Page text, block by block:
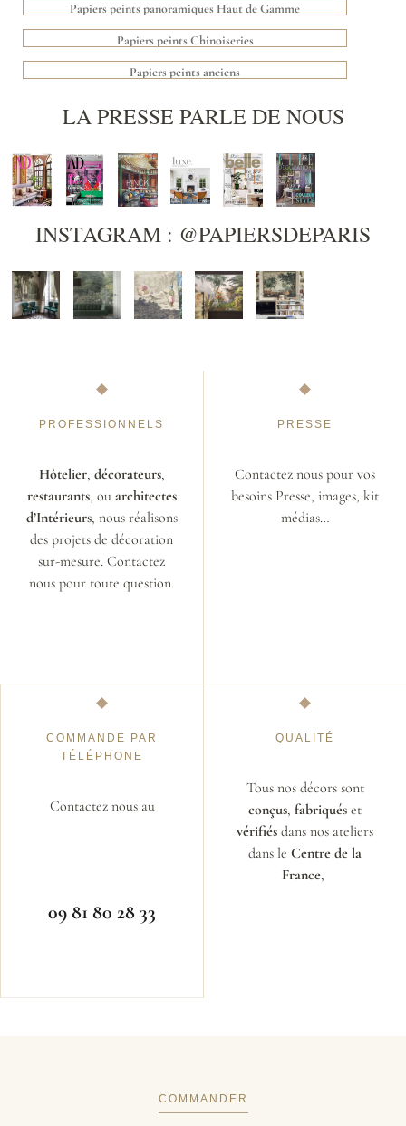
Papiers peints panoramiques Haut de Gamme
Papiers peints Chinoiseries
Papiers peints anciens
LA PRESSE PARLE DE NOUS
INSTAGRAM : @PAPIERSDEPARIS
PROFESSIONNELS
Hôtelier, décorateurs,
restaurants, ou architectes
d’Intérieurs, nous réalisons
des projets de décoration
sur-mesure. Contactez
nous pour toute question.
PRESSE
Contactez nous pour vos
besoins Presse, images, kit
médias…
COMMANDE PAR
TÉLÉPHONE
Contactez nous au
09 81 80 28 33
QUALITÉ
Tous nos décors sont
conçus, fabriqués et
vérifiés dans nos ateliers
dans le Centre de la
France,
COMMANDER